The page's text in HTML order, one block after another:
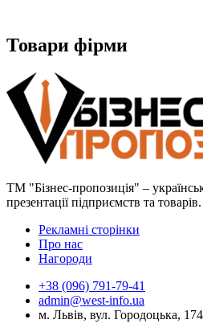
Товари фірми
ТМ "Бізнес-пропозиція" –
презентації підприємств та товарів.
Рекламні сторінки
Про нас
Нагороди
+38 (096) 791-79-41
admin@west-info.ua
м. Львів, вул. Городоцька, 174